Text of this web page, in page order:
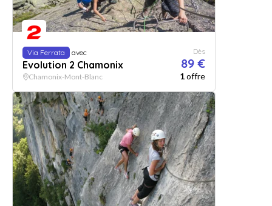
Via Ferrata avec
Evolution 2 Chamonix
Dès
89 €
Chamonix-Mont-Blanc 1offre